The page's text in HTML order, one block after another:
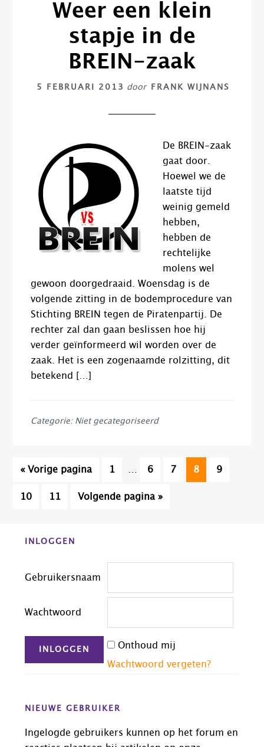
Weer een klein
stapje in de
BREIN-zaak
5 FEBRUARI 2013 door FRANK WIJNANS
De BREIN-zaak
gaat door.
Hoewel we de
laatste tijd
weinig gemeld
hebben,
hebben de
rechtelijke
molens wel
gewoon doorgedraaid. Woensdag is de
volgende zitting in de bodemprocedure van
Stichting BREIN tegen de Piratenpartij. De
rechter zal dan gaan beslissen hoe hij
verder geïnformeerd wil worden over de
zaak. Het is een zogenaamde rolzitting, dit
betekend […]
Categorie: Niet gecategoriseerd
« Ga
Vorige pagina Pagina
1
Interim
zijn
… Pagina
6 Pagina
7 Pagina
8 Pagina
9
Pagina
10 Pagina
11
Ga
Volgende pagina »
Before
INLOGGEN
Gebruikersnaam
Wachtwoord
Onthoud mij
Wachtwoord vergeten?
NIEUWE GEBRUIKER
Ingelogde gebruikers kunnen op het forum en